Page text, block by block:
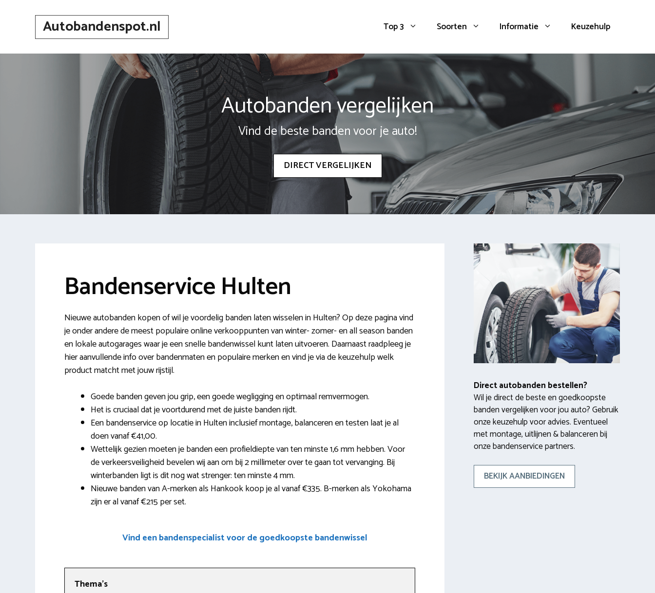
Autobandenspot.nl Top 3 Soorten Informatie Keuzehulp
Autobanden vergelijken
Vind de beste banden voor je auto!
DIRECT VERGELIJKEN
Bandenservice Hulten
Nieuwe autobanden kopen of wil je voordelig banden laten wisselen in Hulten? Op deze pagina vind
je onder andere de meest populaire online verkooppunten van winter- zomer- en all season banden
en lokale autogarages waar je een snelle bandenwissel kunt laten uitvoeren. Daarnaast raadpleeg je
hier aanvullende info over bandenmaten en populaire merken en vind je via de keuzehulp welk
product matcht met jouw rijstijl.
Goede banden geven jou grip, een goede wegligging en optimaal remvermogen.
Het is cruciaal dat je voortdurend met de juiste banden rijdt.
Een bandenservice op locatie in Hulten inclusief montage, balanceren en testen laat je al
doen vanaf €41,00.
Wettelijk gezien moeten je banden een profieldiepte van ten minste 1,6 mm hebben. Voor
de verkeersveiligheid bevelen wij aan om bij 2 millimeter over te gaan tot vervanging. Bij
winterbanden ligt is dit nog wat strenger: ten minste 4 mm.
Nieuwe banden van A-merken als Hankook koop je al vanaf €335. B-merken als Yokohama
zijn er al vanaf €215 per set.
Vind een bandenspecialist voor de goedkoopste bandenwissel
Thema’s
Direct autobanden bestellen?
Wil je direct de beste en goedkoopste
banden vergelijken voor jou auto? Gebruik
onze keuzehulp voor advies. Eventueel
met montage, uitlijnen & balanceren bij
onze bandenservice partners.
BEKIJK AANBIEDINGEN